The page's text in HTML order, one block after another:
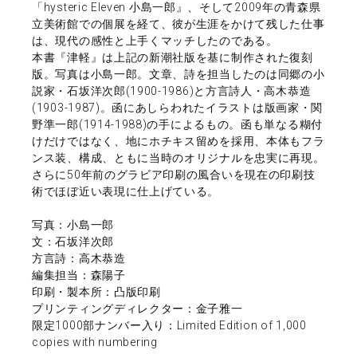
「hysteric Eleven 小島一郎』、そして2009年の青森県
立美術館での個展を経て、彼が生涯をかけて残した仕事
は、現代の感性と上手くマッチしたのである。
本書『津軽』は上記の新潮社版を基に制作された復刻
版。写真は小島一郎。文章、詩を担当したのは同郷の小
説家・石坂洋次郎(1900-1986)と方言詩人・高木恭造
(1903-1987)。函にあしらわれたイラストは版画家・関
野準一郎(1914-1988)の手によるもの。函も単なる糊付
けだけではなく、地にホチキス留めを採用、本体もフラ
ンス装、構成、ともに当時のオリジナルを忠実に再現。
さらに50年前のグラビア印刷の風合いを現在の印刷技
術でほぼ近い表現に仕上げている。
写真：小島一郎
文：石坂洋次郎
方言詩：高木恭造
編集担当：森陽子
印刷・製本所：凸版印刷
プリンティングディレクター：金子雅一
限定1000部ナンバー入り：Limited Edition of 1,000
copies with numbering